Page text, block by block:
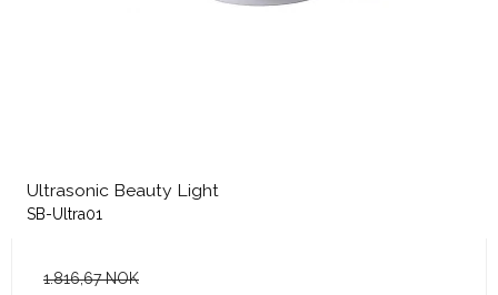
Ultrasonic Beauty Light
SB-Ultra01
1.816,67 NOK